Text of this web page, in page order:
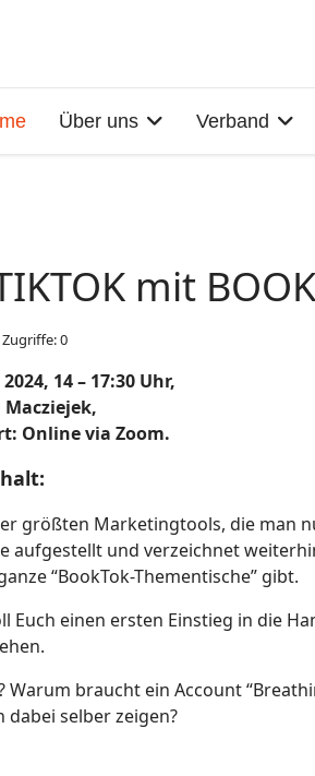
Über uns Verband
mit
Zugriffe: 0
14 – 17:30 Uhr,
Online via Zoom.
größten Marketingtools, die man
aufgestellt und verzeichnet
“BookTok-Thementische” gibt.
Euch einen ersten Einstieg in die
Warum braucht ein Account
dabei selber zeigen?